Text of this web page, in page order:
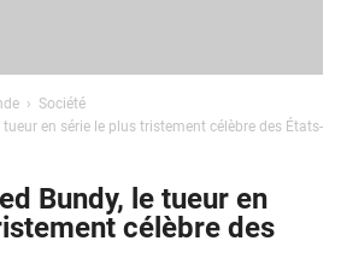
Société
tueur en série le plus tristement célèbre des États-
Bundy, le tueur en
célèbre des